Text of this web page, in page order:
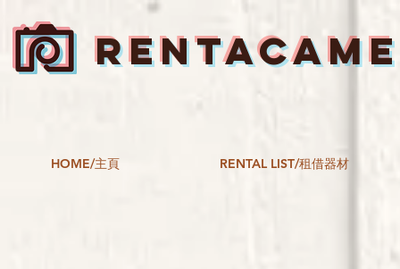
HOME/主頁 RENTAL LIST/租借器材